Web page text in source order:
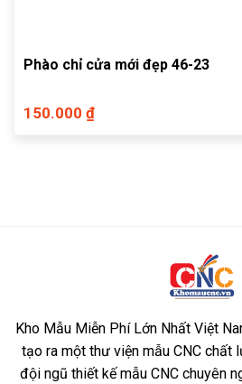
Phào chỉ cửa mới đẹp 46-23
150.000 ₫
Kho Mẫu Miễn Phí Lớn Nhất Việt
tạo ra một thư viện mẫu CNC chất
đội ngũ thiết kế mẫu CNC chuyên